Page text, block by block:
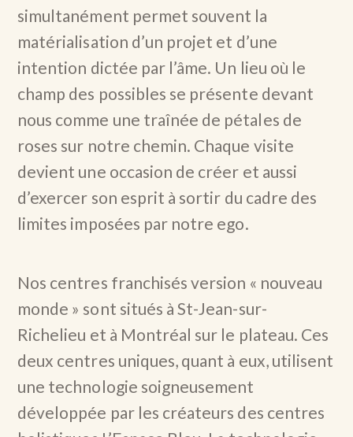
simultanément permet souvent la
matérialisation d’un projet et d’une
intention dictée par l’âme. Un lieu où le
champ des possibles se présente devant
nous comme une traînée de pétales de
roses sur notre chemin. Chaque visite
devient une occasion de créer et aussi
d’exercer son esprit à sortir du cadre des
limites imposées par notre ego.
Nos centres franchisés version « nouveau
monde » sont situés à St-Jean-sur-
Richelieu et à Montréal sur le plateau. Ces
deux centres uniques, quant à eux, utilisent
une technologie soigneusement
développée par les créateurs des centres